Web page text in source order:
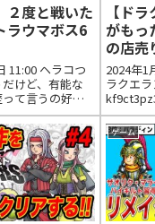
２度と戦いた
ラウマボス6
11:00 ヘラコつ
けど、有能な
て言うの好き
09:38 いいね1件
？ドルマゲス戦
らベホマラー
て、しかもレ...
【ド
がもっ
の店売
2024年1
ラクエ
部売っ
壁にす
かと言い
日
ゲーム